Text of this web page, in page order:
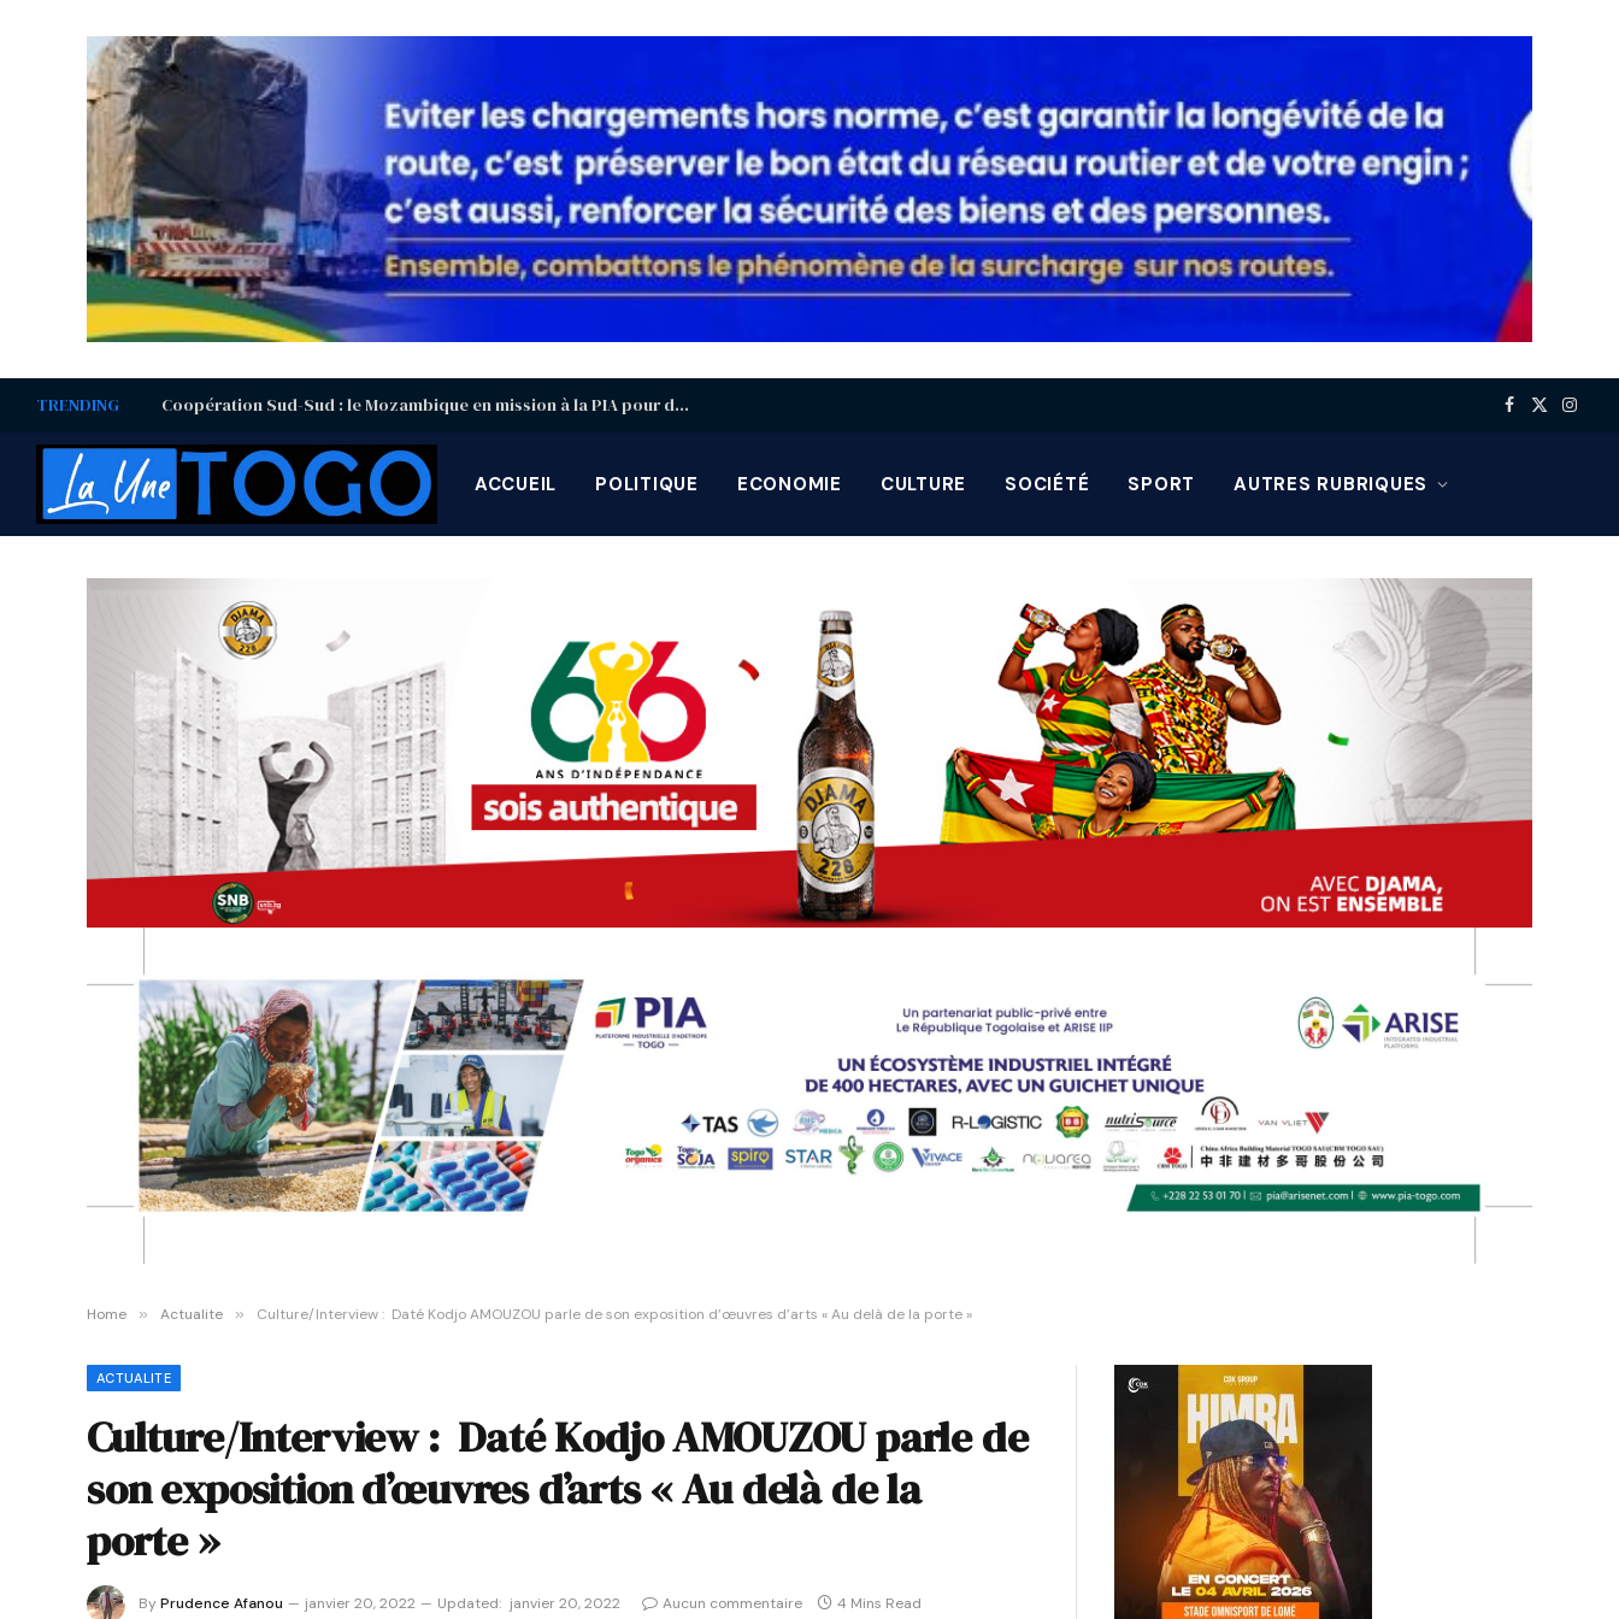
TRENDING Coopération Sud-Sud : le Mozambique en mission à la PIA pour décortiquer le modèle togolais Facebook
X
ACCUEIL POLITIQUE ECONOMIE CULTURE SOCIÉTÉ SPORT AUTRES RUBRIQUES
Home » Actualite » Culture/Interview : Daté Kodjo AMOUZOU parle de son exposition d’œuvres d’arts « Au delà de la porte »
ACTUALITE
Culture/Interview : Daté Kodjo AMOUZOU parle de
son exposition d’œuvres d’arts « Au delà de la
porte »
ByPrudence Afanou janvier 20, 2022 Updated: janvier 20, 2022 Aucun commentaire 4 Mins Read